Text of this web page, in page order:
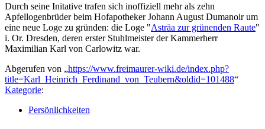
Durch seine Initative trafen sich inoffiziell mehr als zehn
Apfellogenbrüder beim Hofapotheker Johann August Dumanoir um
eine neue Loge zu gründen: die Loge "Asträa zur grünenden Raute"
i. Or. Dresden, deren erster Stuhlmeister der Kammerherr
Maximilian Karl von Carlowitz war.
Abgerufen von „https://www.freimaurer-wiki.de/index.php?
title=Karl_Heinrich_Ferdinand_von_Teubern&oldid=101488“
Kategorie:
Persönlichkeiten